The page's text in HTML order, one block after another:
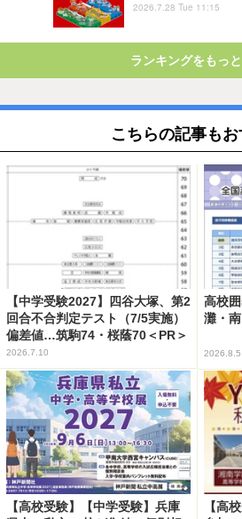
2026.7.28 Tue 11:15
ランキングをもっ
こちらの記事も
【中学受験2027】四谷大塚、第2
回合不合判定テスト（7/5実施）
偏差値…筑駒74・桜蔭70＜PR＞
2026.7.10
高校
灘・
2026.8.5
【高校受験】【中学受験】兵庫
【高